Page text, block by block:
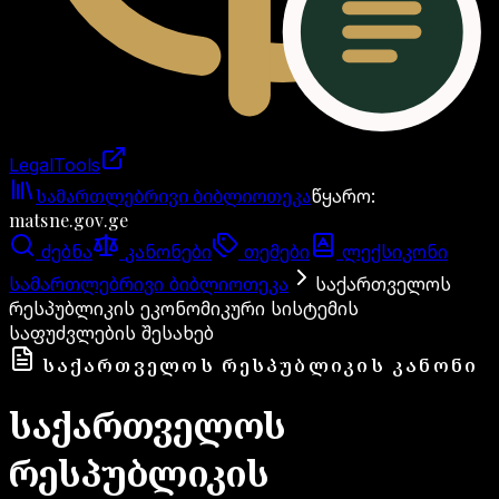
LegalTools
ანგარიში იტვირთება
სამართლებრივი ბიბლიოთეკაწყარო:
matsne.gov.ge
ძებნა კანონები თემები
ლექსიკონი
სამართლებრივი ბიბლიოთეკა
საქართველოს
რესპუბლიკის ეკონომიკური სისტემის
საფუძვლების შესახებ
ᲡᲐᲥᲐᲠᲗᲕᲔᲚᲝᲡ ᲠᲔᲡᲞᲣᲑᲚᲘᲙᲘᲡ ᲙᲐᲜᲝᲜᲘ
საქართველოს
რესპუბლიკის